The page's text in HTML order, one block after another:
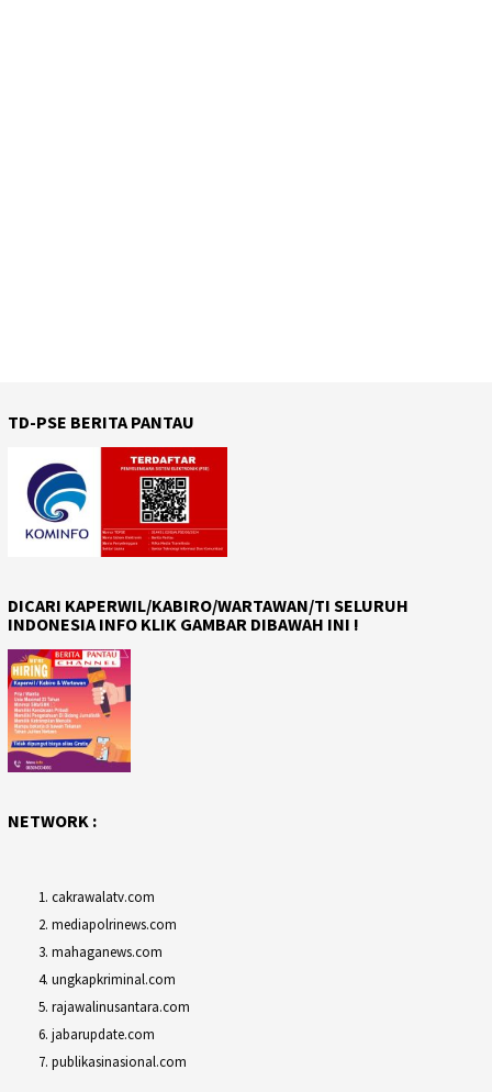
TD-PSE BERITA PANTAU
DICARI KAPERWIL/KABIRO/WARTAWAN/TI SELURUH
INDONESIA INFO KLIK GAMBAR DIBAWAH INI !
NETWORK :
cakrawalatv.com
mediapolrinews.com
mahaganews.com
ungkapkriminal.com
rajawalinusantara.com
jabarupdate.com
publikasinasional.com